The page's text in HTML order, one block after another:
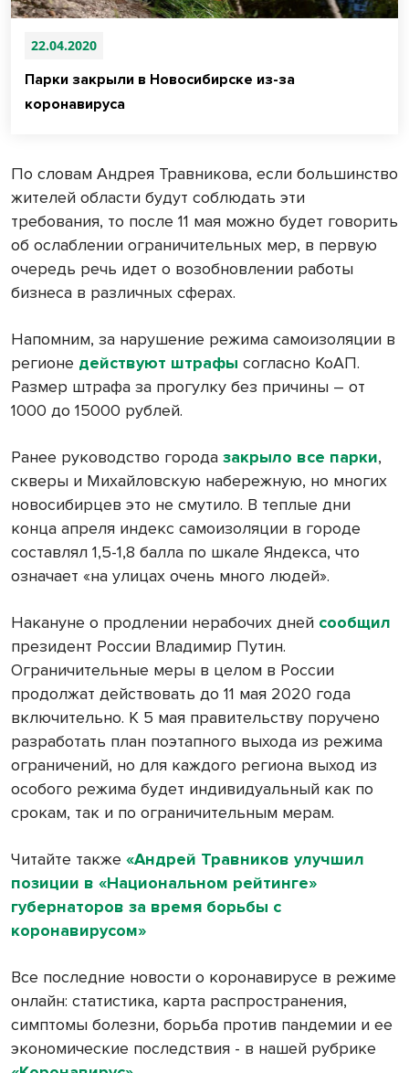
22.04.2020
Парки закрыли в Новосибирске из-за
коронавируса
По словам Андрея Травникова, если большинство
жителей области будут соблюдать эти
требования, то после 11 мая можно будет говорить
об ослаблении ограничительных мер, в первую
очередь речь идет о возобновлении работы
бизнеса в различных сферах.
Напомним, за нарушение режима самоизоляции в
регионе действуют штрафы согласно КоАП.
Размер штрафа за прогулку без причины – от
1000 до 15000 рублей.
Ранее руководство города закрыло все парки,
скверы и Михайловскую набережную, но многих
новосибирцев это не смутило. В теплые дни
конца апреля индекс самоизоляции в городе
составлял 1,5-1,8 балла по шкале Яндекса, что
означает «на улицах очень много людей».
Накануне о продлении нерабочих дней сообщил
президент России Владимир Путин.
Ограничительные меры в целом в России
продолжат действовать до 11 мая 2020 года
включительно. К 5 мая правительству поручено
разработать план поэтапного выхода из режима
ограничений, но для каждого региона выход из
особого режима будет индивидуальный как по
срокам, так и по ограничительным мерам.
Читайте также «Андрей Травников улучшил
позиции в «Национальном рейтинге»
губернаторов за время борьбы с
коронавирусом»
Все последние новости о коронавирусе в режиме
онлайн: статистика, карта распространения,
симптомы болезни, борьба против пандемии и ее
экономические последствия - в нашей рубрике